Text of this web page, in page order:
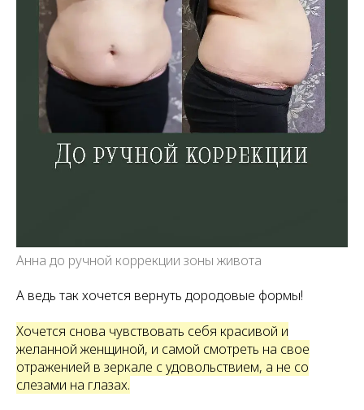
Анна до ручной коррекции зоны живота
А ведь так хочется вернуть дородовые формы!
Хочется снова чувствовать себя красивой и
желанной женщиной, и самой смотреть на свое
отраженией в зеркале с удовольствием, а не со
слезами на глазах.